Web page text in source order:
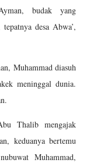
budak yang
desa Abwa’,
Muhammad diasuh
meninggal dunia.
Thalib mengajak
keduanya bertemu
Muhammad,